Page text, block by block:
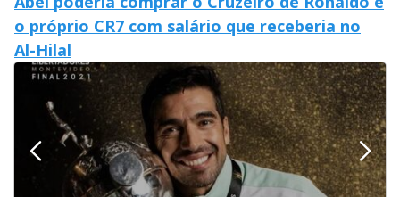
o próprio CR7 com salário que receberia no
Al-Hilal